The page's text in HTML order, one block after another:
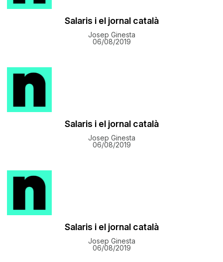
​Salaris i el jornal català
Josep Ginesta
06/08/2019
​Salaris i el jornal català
Josep Ginesta
06/08/2019
​Salaris i el jornal català
Josep Ginesta
06/08/2019